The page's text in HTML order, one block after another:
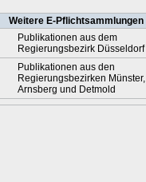
Weitere E-Pflichtsammlungen
Publikationen aus dem
Regierungsbezirk Düsseldorf
Publikationen aus den
Regierungsbezirken Münster,
Arnsberg und Detmold